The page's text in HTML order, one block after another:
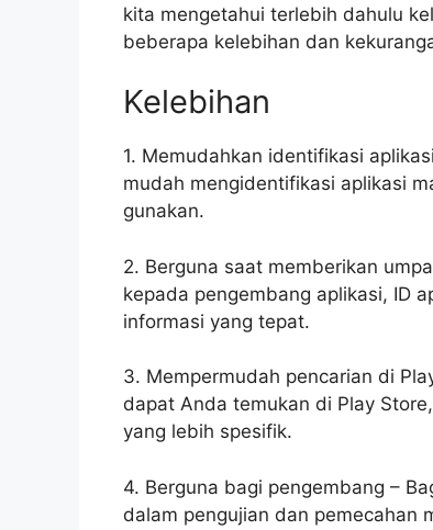
kita mengetahui terlebih dahulu
beberapa kelebihan dan
Kelebihan
1. Memudahkan identifikasi
mudah mengidentifikasi aplikasi
gunakan.
2. Berguna saat memberikan
kepada pengembang aplikasi, ID
informasi yang tepat.
3. Mempermudah pencarian di
dapat Anda temukan di Play
yang lebih spesifik.
4. Berguna bagi pengembang –
dalam pengujian dan pemecahan